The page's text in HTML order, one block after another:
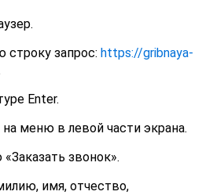
строку запрос: https://gribnaya-
Enter.
меню в левой части экрана.
звонок».
имя, отчество,